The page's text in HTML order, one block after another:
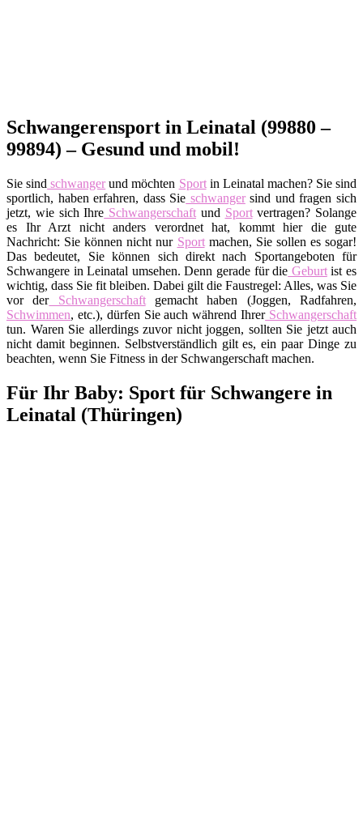
Schwangerensport in Leinatal (99880 –
99894) – Gesund und mobil!
Sie sind schwangerund möchten Sportin Leinatal machen? Sie sind
sportlich, haben erfahren, dass Sie schwangersind und fragen sich
jetzt, wie sich Ihre Schwangerschaft und Sportvertragen? Solange
es Ihr Arzt nicht anders verordnet hat, kommt hier die gute
Nachricht: Sie können nicht nur Sportmachen, Sie sollen es sogar!
Das bedeutet, Sie können sich direkt nach Sportangeboten für
Schwangere in Leinatal umsehen. Denn gerade für die Geburtist es
wichtig, dass Sie fit bleiben. Dabei gilt die Faustregel: Alles, was Sie
vor derSchwangerschaftgemacht haben (Joggen, Radfahren,
Schwimmen, etc.), dürfen Sie auch während IhrerSchwangerschaft
tun. Waren Sie allerdings zuvor nicht joggen, sollten Sie jetzt auch
nicht damit beginnen. Selbstverständlich gilt es, ein paar Dinge zu
beachten, wenn Sie Fitness in der Schwangerschaft machen.
Für Ihr Baby: Sport für Schwangere in
Leinatal (Thüringen)